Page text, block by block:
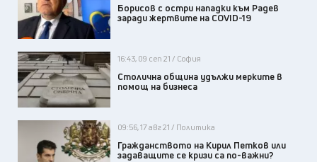
Борисов с остри нападки към Радев
заради жертвите на COVID-19
16:43, 09 сеп 21 / София
Столична община удължи мерките в
помощ на бизнеса
09:56, 17 авг 21 / Политика
Гражданството на Кирил Петков или
задаващите се кризи са по-важни?